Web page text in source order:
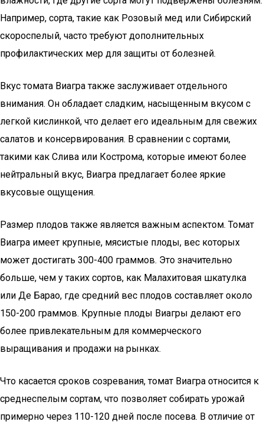
Например, сорта, такие как Розовый мед или Сибирский
скороспелый, часто требуют дополнительных
профилактических мер для защиты от болезней.
Вкус томата Виагра также заслуживает отдельного
внимания. Он обладает сладким, насыщенным вкусом с
легкой кислинкой, что делает его идеальным для свежих
салатов и консервирования. В сравнении с сортами,
такими как Слива или Кострома, которые имеют более
нейтральный вкус, Виагра предлагает более яркие
вкусовые ощущения.
Размер плодов также является важным аспектом. Томат
Виагра имеет крупные, мясистые плоды, вес которых
может достигать 300-400 граммов. Это значительно
больше, чем у таких сортов, как Малахитовая шкатулка
или Де Барао, где средний вес плодов составляет около
150-200 граммов. Крупные плоды Виагры делают его
более привлекательным для коммерческого
выращивания и продажи на рынках.
Что касается сроков созревания, томат Виагра относится к
среднеспелым сортам, что позволяет собирать урожай
примерно через 110-120 дней после посева. В отличие от